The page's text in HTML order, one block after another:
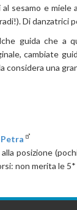
sesamo e miele
Di danzatrici
guida che a
cambiate
considera una
posizione
non merita le 5*